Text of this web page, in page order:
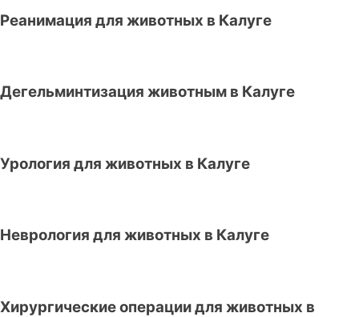
Реанимация для животных в Калуге
Дегельминтизация животным в Калуге
Урология для животных в Калуге
Неврология для животных в Калуге
Хирургические операции для животных в